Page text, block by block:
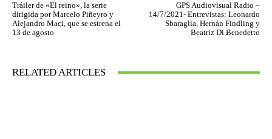
Tráiler de «El reino», la serie
dirigida por Marcelo Piñeyro y
Alejandro Maci, que se estrena el
13 de agosto
GPS Audiovisual Radio –
14/7/2021- Entrevistas: Leonardo
Sbaraglia, Hernán Findling y
Beatriz Di Benedetto
RELATED ARTICLES